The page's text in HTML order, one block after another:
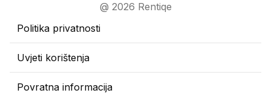
@ 2026 Rentiqe
Politika privatnosti
Uvjeti korištenja
Povratna informacija